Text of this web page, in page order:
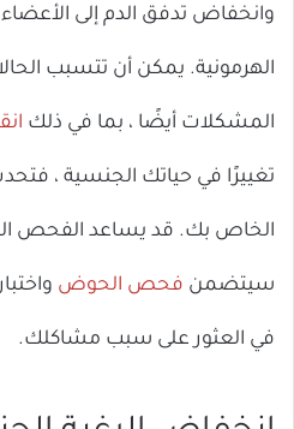
وانخفاض تدفق الدم إلى الأعضاء
الهرمونية. يمكن أن تتسبب
المشكلات أيضًا ، بما في ذلك
تغييرًا في حياتك الجنسية ،
الخاص بك. قد يساعد الفحص
سيتضمن فحص الحوض
في العثور على سبب مشاكلك.